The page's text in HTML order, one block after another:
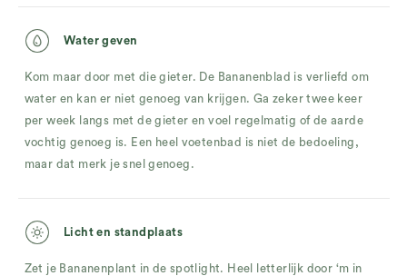
Water geven
Kom maar door met die gieter. De Bananenblad is verliefd om
water en kan er niet genoeg van krijgen. Ga zeker twee keer
per week langs met de gieter en voel regelmatig of de aarde
vochtig genoeg is. Een heel voetenbad is niet de bedoeling,
maar dat merk je snel genoeg.
Licht en standplaats
Zet je Bananenplant in de spotlight. Heel letterlijk door ‘m in